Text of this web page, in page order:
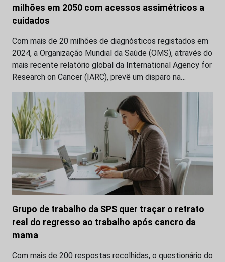
milhões em 2050 com acessos assimétricos a
cuidados
Com mais de 20 milhões de diagnósticos registados em
2024, a Organização Mundial da Saúde (OMS), através do
mais recente relatório global da International Agency for
Research on Cancer (IARC), prevê um disparo na…
Grupo de trabalho da SPS quer traçar o retrato
real do regresso ao trabalho após cancro da
mama
Com mais de 200 respostas recolhidas, o questionário do